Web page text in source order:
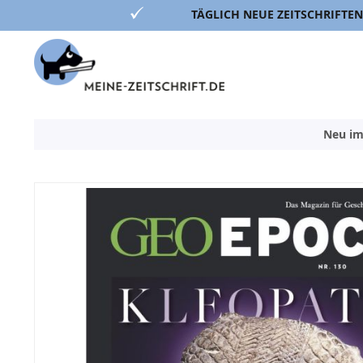
TÄGLICH NEUE ZEITSCHRIFTEN
Inhalt
Neu